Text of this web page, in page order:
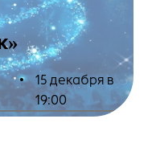
•
15 декабря в
19:00